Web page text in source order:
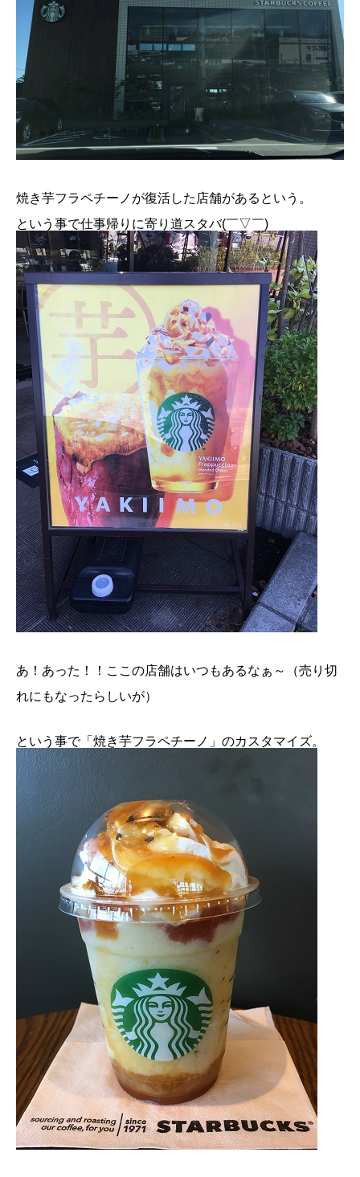
焼き芋フラペチーノが復活した店舗があるという。
という事で仕事帰りに寄り道スタバ(￣▽￣)
あ！あった！！ここの店舗はいつもあるなぁ～（売り切
れにもなったらしいが）
という事で「焼き芋フラペチーノ」のカスタマイズ。